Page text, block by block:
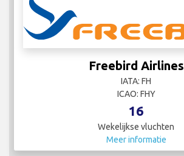
Freebird Airlines
IATA: FH
ICAO: FHY
16
Wekelijkse vluchten
Meer informatie